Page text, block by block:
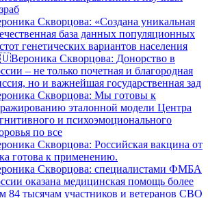
Скворцова: «Создана уникальная
база данных популяционных
генетических вариантов населения
Скворцова: Донорство в
– не только почетная и благородная
но и важнейшая государственная зад
Скворцова: Мы готовы к
эталонной модели Центра
и психоэмоционального
по все
Скворцова: Российская вакцина от
готова к применению.
Скворцова: специалистами ФМБА
оказана медицинская помощь более
84 тысячам участников и ветеранов СВО